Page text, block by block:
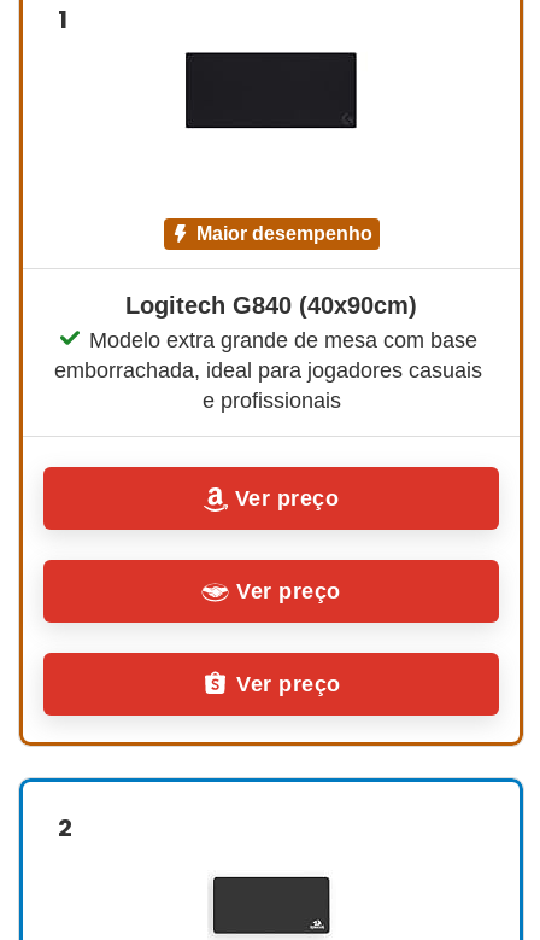
1
maior desempenho
Logitech G840 (40x90cm)
Modelo extra grande de mesa com base
emborrachada, ideal para jogadores casuais
e profissionais
Ver preço
Ver preço
Ver preço
2